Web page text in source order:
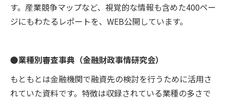
す。産業競争マップなど、視覚的な情報も含めた400ペー
ジにもわたるレポートを、WEB公開しています。
●業種別審査事典（金融財政事情研究会）
もともとは金融機関で融資先の検討を行うために活用さ
れていた資料です。特徴は収録されている業種の多さで